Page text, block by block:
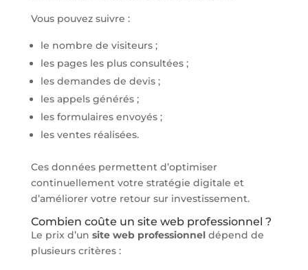
Vous pouvez suivre :
le nombre de visiteurs ;
les pages les plus consultées ;
les demandes de devis ;
les appels générés ;
les formulaires envoyés ;
les ventes réalisées.
Ces données permettent d’optimiser
continuellement votre stratégie digitale et
d’améliorer votre retour sur investissement.
Combien coûte un site web professionnel ?
Le prix d’un site web professionneldépend de
plusieurs critères :